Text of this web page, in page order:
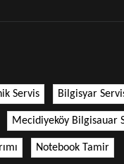
Servis Bilgisyar
Mecidiyeköy Bilgisauar
Notebook Tamir